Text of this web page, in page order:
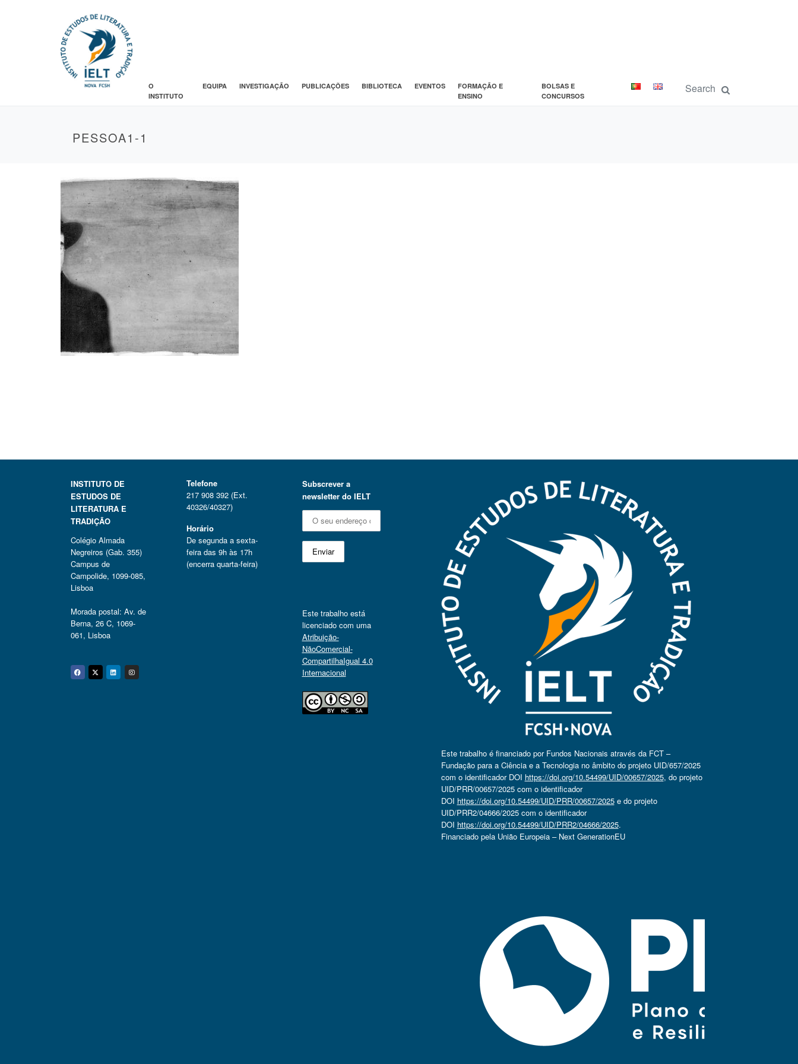
O
INSTITUTO
EQUIPA INVESTIGAÇÃO PUBLICAÇÕES BIBLIOTECA EVENTOS
FORMAÇÃO E
ENSINO
BOLSAS E
CONCURSOS
PESSOA1-1
INSTITUTO DE
ESTUDOS DE
LITERATURA E
TRADIÇÃO
Colégio Almada
Negreiros (Gab. 355)
Campus de
Campolide, 1099-085,
Lisboa
Morada postal: Av. de
Berna, 26 C, 1069-
061, Lisboa
Facebook
Twitter
Linkedin
Instagram
Telefone
217 908 392 (Ext.
40326/40327)
Horário
De segunda a sexta-
feira das 9h às 17h
(encerra quarta-feira)
Subscrever a
newsletter do IELT
Este trabalho está
licenciado com uma
Atribuição-
NãoComercial-
CompartilhaIgual 4.0
Internacional
Este trabalho é financiado por Fundos Nacionais através da FCT –
Fundação para a Ciência e a Tecnologia no âmbito do projeto UID/657/2025
com o identificador DOI https://doi.org/10.54499/UID/00657/2025, do projeto
UID/PRR/00657/2025 com o identificador
DOI https://doi.org/10.54499/UID/PRR/00657/2025e do projeto
UID/PRR2/04666/2025 com o identificador
DOI https://doi.org/10.54499/UID/PRR2/04666/2025.
Financiado pela União Europeia – Next GenerationEU